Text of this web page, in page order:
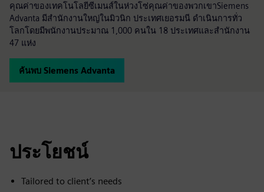
คุณค่าของเทคโนโลยีซีเมนส์ในห่วงโซ่คุณค่าของพวกเขาSiemens
Advanta มีสำนักงานใหญ่ในมิวนิก ประเทศเยอรมนี ดำเนินการทั่ว
โลกโดยมีพนักงานประมาณ 1,000 คนใน 18 ประเทศและสำนักงาน
47 แห่ง
ค้นพบ Siemens Advanta
ประโยชน์
Tailored to client’s needs